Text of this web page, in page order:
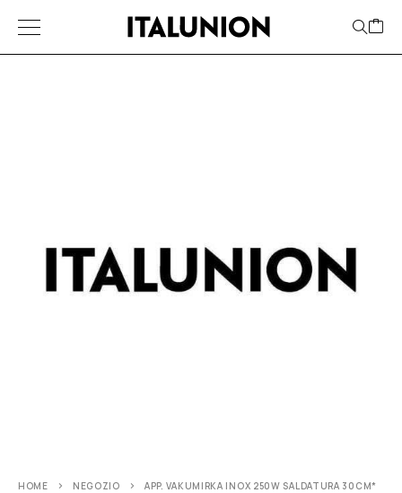
HOME NEGOZIO APP. VAKUMIRKA INOX 250W SALDATURA 30CM*